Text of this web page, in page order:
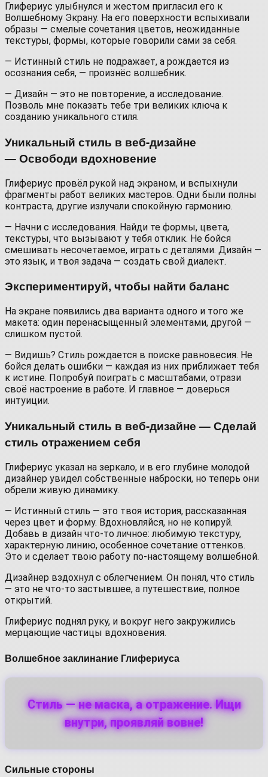
Глифериус улыбнулся и жестом пригласил его к
Волшебному Экрану. На его поверхности вспыхивали
образы — смелые сочетания цветов, неожиданные
текстуры, формы, которые говорили сами за себя.
— Истинный стиль не подражает, а рождается из
осознания себя, — произнёс волшебник.
— Дизайн — это не повторение, а исследование.
Позволь мне показать тебе три великих ключа к
созданию уникального стиля.
Уникальный стиль в веб-дизайне
— Освободи вдохновение
Глифериус провёл рукой над экраном, и вспыхнули
фрагменты работ великих мастеров. Одни были полны
контраста, другие излучали спокойную гармонию.
— Начни с исследования. Найди те формы, цвета,
текстуры, что вызывают у тебя отклик. Не бойся
смешивать несочетаемое, играть с деталями. Дизайн —
это язык, и твоя задача — создать свой диалект.
Экспериментируй, чтобы найти баланс
На экране появились два варианта одного и того же
макета: один перенасыщенный элементами, другой —
слишком пустой.
— Видишь? Стиль рождается в поиске равновесия. Не
бойся делать ошибки — каждая из них приближает тебя
к истине. Попробуй поиграть с масштабами, отрази
своё настроение в работе. И главное — доверься
интуиции.
Уникальный стиль в веб-дизайне — Сделай
стиль отражением себя
Глифериус указал на зеркало, и в его глубине молодой
дизайнер увидел собственные наброски, но теперь они
обрели живую динамику.
— Истинный стиль — это твоя история, рассказанная
через цвет и форму. Вдохновляйся, но не копируй.
Добавь в дизайн что-то личное: любимую текстуру,
характерную линию, особенное сочетание оттенков.
Это и сделает твою работу по-настоящему волшебной.
Дизайнер вздохнул с облегчением. Он понял, что стиль
— это не что-то застывшее, а путешествие, полное
открытий.
Глифериус поднял руку, и вокруг него закружились
мерцающие частицы вдохновения.
Волшебное заклинание Глифериуса
Стиль — не маска, а отражение. Ищи
внутри, проявляй вовне!
Сильные стороны